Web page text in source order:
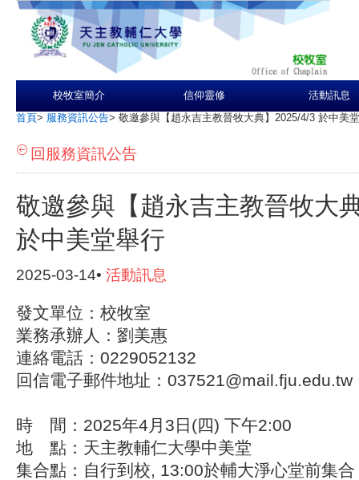
校牧室簡介 信仰靈修 活動訊息
首頁> 服務資訊公告> 敬邀參與【趙永吉主教晉牧大典】2025/4/3 於中美
回服務資訊公告
敬邀參與【趙永吉主教晉牧大
於中美堂舉行
2025-03-14• 活動訊息
發文單位：校牧室
業務承辦人：劉美惠
連絡電話：0229052132
回信電子郵件地址：037521@mail.fju.edu.tw
時 間：2025年4月3日(四) 下午2:00
地 點：天主教輔仁大學中美堂
集合點：自行到校, 13:00於輔大淨心堂前集